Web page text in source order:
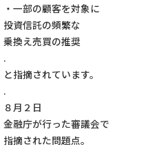
・一部の顧客を対象に
投資信託の頻繁な
乗換え売買の推奨
.
と指摘されています。
.
８月２日
金融庁が行った審議会で
指摘された問題点。